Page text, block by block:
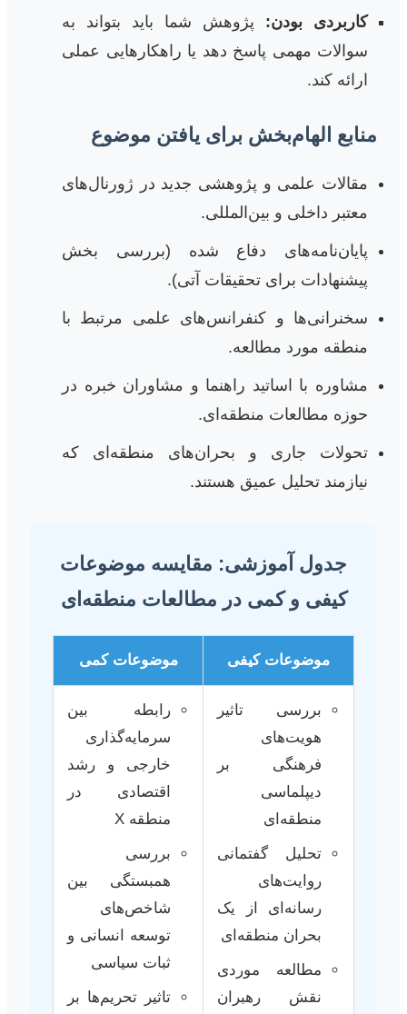
کاربردی بودن: پژوهش شما باید بتواند به
سوالات مهمی پاسخ دهد یا راهکارهایی عملی
ارائه کند.
منابع الهام‌بخش برای یافتن موضوع
مقالات علمی و پژوهشی جدید در ژورنال‌های
معتبر داخلی و بین‌المللی.
پایان‌نامه‌های دفاع شده (بررسی بخش
پیشنهادات برای تحقیقات آتی).
سخنرانی‌ها و کنفرانس‌های علمی مرتبط با
منطقه مورد مطالعه.
مشاوره با اساتید راهنما و مشاوران خبره در
حوزه مطالعات منطقه‌ای.
تحولات جاری و بحران‌های منطقه‌ای که
نیازمند تحلیل عمیق هستند.
جدول آموزشی: مقایسه موضوعات
کیفی و کمی در مطالعات منطقه‌ای
موضوعات کیفی موضوعات کمی
بررسی تاثیر
هویت‌های
فرهنگی بر
دیپلماسی
منطقه‌ای
تحلیل گفتمانی
روایت‌های
رسانه‌ای از یک
بحران منطقه‌ای
مطالعه موردی
نقش رهبران
رابطه بین
سرمایه‌گذاری
خارجی و رشد
اقتصادی در
منطقه X
بررسی
همبستگی بین
شاخص‌های
توسعه انسانی و
ثبات سیاسی
تاثیر تحریم‌ها بر